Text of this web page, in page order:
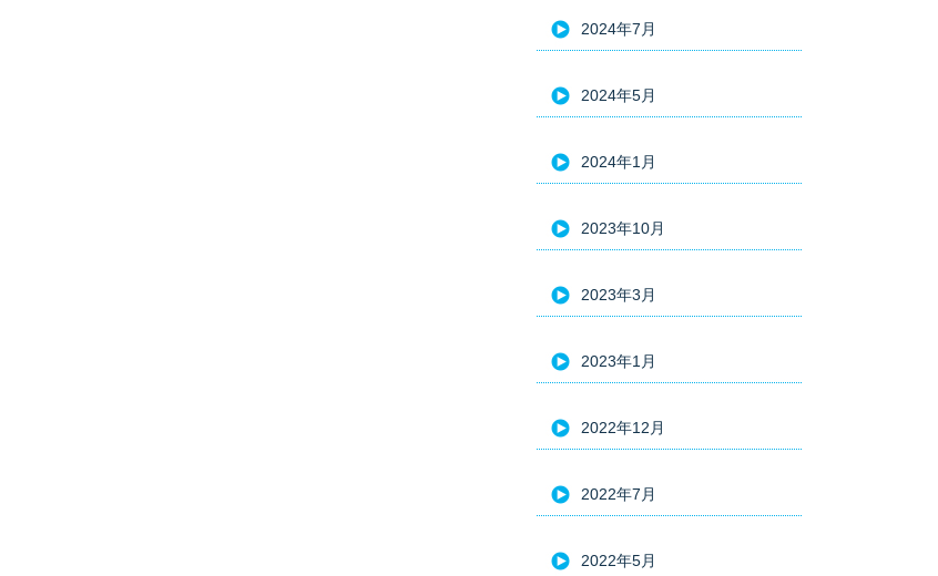
2024年7月
2024年5月
2024年1月
2023年10月
2023年3月
2023年1月
2022年12月
2022年7月
2022年5月